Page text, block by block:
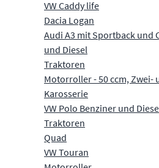
VW Caddy life
Dacia Logan
Audi A3 mit Sportback und
und Diesel
Traktoren
Motorroller - 50 ccm, Zwei-
Karosserie
VW Polo Benziner und
Traktoren
Quad
VW Touran